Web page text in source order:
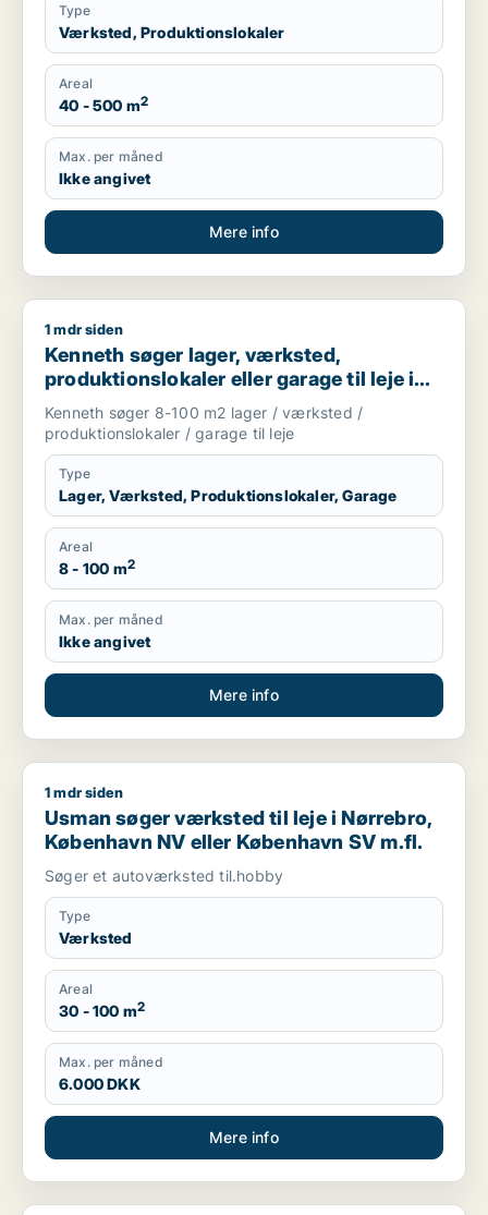
Type
Værksted, Produktionslokaler
Areal
40 - 500 m2
Max. per måned
Ikke angivet
Mere info
Kenneth søger lager, værksted, produktionslokaler eller
1 mdr siden
Kenneth søger lager, værksted,
produktionslokaler eller garage til leje i
Frederiksberg, København SV eller Valby
m.fl.
Kenneth søger 8-100 m2 lager / værksted /
produktionslokaler / garage til leje
Type
Lager, Værksted, Produktionslokaler, Garage
Areal
8 - 100 m2
Max. per måned
Ikke angivet
Mere info
Usman søger værksted til leje i Nørrebro, København NV
1 mdr siden
Usman søger værksted til leje i Nørrebro,
København NV eller København SV m.fl.
Søger et autoværksted til.hobby
Type
Værksted
Areal
30 - 100 m2
Max. per måned
6.000 DKK
Mere info